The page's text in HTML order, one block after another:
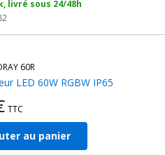
livré sous 24/48h
60R
LED 60W RGBW IP65
TTC
au panier